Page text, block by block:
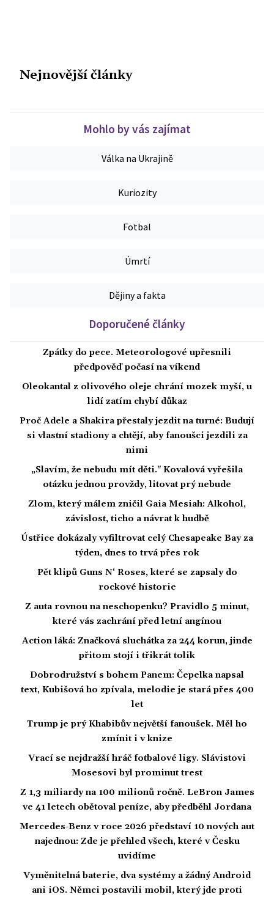
Nejnovější články
Mohlo by vás zajímat
Válka na Ukrajině
Kuriozity
Fotbal
Úmrtí
Dějiny a fakta
Doporučené články
Zpátky do pece. Meteorologové upřesnili
předpověď počasí na víkend
Oleokantal z olivového oleje chrání mozek myší, u
lidí zatím chybí důkaz
Proč Adele a Shakira přestaly jezdit na turné: Budují
si vlastní stadiony a chtějí, aby fanoušci jezdili za
nimi
„Slavím, že nebudu mít děti." Kovalová vyřešila
otázku jednou provždy, litovat prý nebude
Zlom, který málem zničil Gaia Mesiah: Alkohol,
závislost, ticho a návrat k hudbě
Ústřice dokázaly vyfiltrovat celý Chesapeake Bay za
týden, dnes to trvá přes rok
Pět klipů Guns N‘ Roses, které se zapsaly do
rockové historie
Z auta rovnou na neschopenku? Pravidlo 5 minut,
které vás zachrání před letní angínou
Action láká: Značková sluchátka za 244 korun, jinde
přitom stojí i třikrát tolik
Dobrodružství s bohem Panem: Čepelka napsal
text, Kubišová ho zpívala, melodie je stará přes 400
let
Trump je prý Khabibův největší fanoušek. Měl ho
zmínit i v knize
Vrací se nejdražší hráč fotbalové ligy. Slávistovi
Mosesovi byl prominut trest
Z 1,3 miliardy na 100 milionů ročně. LeBron James
ve 41 letech obětoval peníze, aby předběhl Jordana
Mercedes-Benz v roce 2026 představí 10 nových aut
najednou: Zde je přehled všech, které v Česku
uvidíme
Vyměnitelná baterie, dva systémy a žádný Android
ani iOS. Němci postavili mobil, který jde proti